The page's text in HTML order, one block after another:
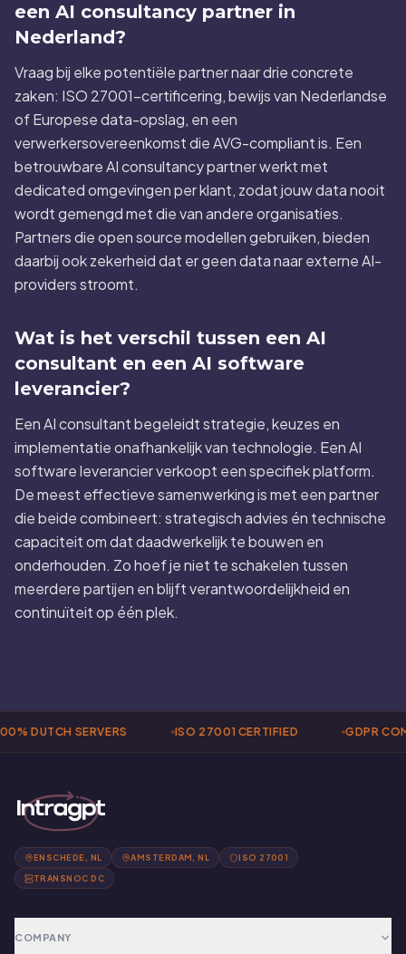
een AI consultancy partner in
Nederland?
Vraag bij elke potentiële partner naar drie concrete
zaken: ISO 27001-certificering, bewijs van Nederlandse
of Europese data-opslag, en een
verwerkersovereenkomst die AVG-compliant is. Een
betrouwbare AI consultancy partner werkt met
dedicated omgevingen per klant, zodat jouw data nooit
wordt gemengd met die van andere organisaties.
Partners die open source modellen gebruiken, bieden
daarbij ook zekerheid dat er geen data naar externe AI-
providers stroomt.
Wat is het verschil tussen een AI
consultant en een AI software
leverancier?
Een AI consultant begeleidt strategie, keuzes en
implementatie onafhankelijk van technologie. Een AI
software leverancier verkoopt een specifiek platform.
De meest effectieve samenwerking is met een partner
die beide combineert: strategisch advies én technische
capaciteit om dat daadwerkelijk te bouwen en
onderhouden. Zo hoef je niet te schakelen tussen
meerdere partijen en blijft verantwoordelijkheid en
continuïteit op één plek.
DUTCH SERVERS ISO 27001 CERTIFIED GDPR
ENSCHEDE, NL AMSTERDAM, NL ISO 27001
TRANSNOC DC
COMPANY